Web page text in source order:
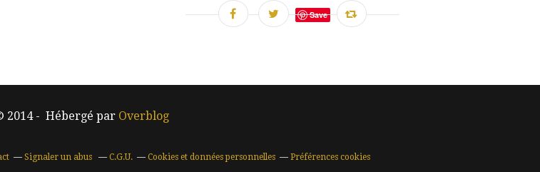
Save
2014 - Hébergé par Overblog
Signaler un abus C.G.U. Cookies et données personnelles Préférences cookies